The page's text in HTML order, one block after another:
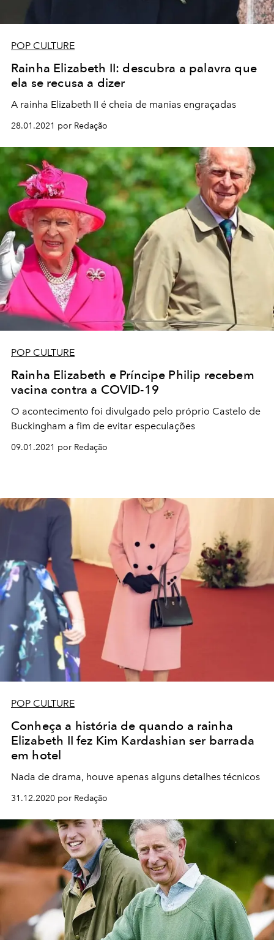
POP CULTURE
Rainha Elizabeth II: descubra a palavra que
ela se recusa a dizer
A rainha Elizabeth II é cheia de manias engraçadas
28.01.2021 por Redação
POP CULTURE
Rainha Elizabeth e Príncipe Philip recebem
vacina contra a COVID-19
O acontecimento foi divulgado pelo próprio Castelo de
Buckingham a fim de evitar especulações
09.01.2021 por Redação
POP CULTURE
Conheça a história de quando a rainha
Elizabeth II fez Kim Kardashian ser barrada
em hotel
Nada de drama, houve apenas alguns detalhes técnicos
31.12.2020 por Redação